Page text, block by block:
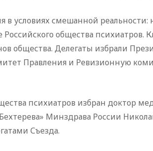
в условиях смешанной реальности:
общества психиатров.
общества. Делегаты избрали
Правления и Ревизионную
психиатров избран доктор
Минздрава России
Съезда.